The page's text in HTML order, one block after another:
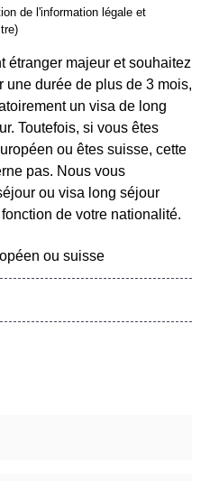
de l'information légale et
étranger majeur et souhaitez
une durée de plus de 3 mois,
un visa de long
Toutefois, si vous êtes
ou êtes suisse, cette
pas. Nous vous
ou visa long séjour
de votre nationalité.
ou suisse